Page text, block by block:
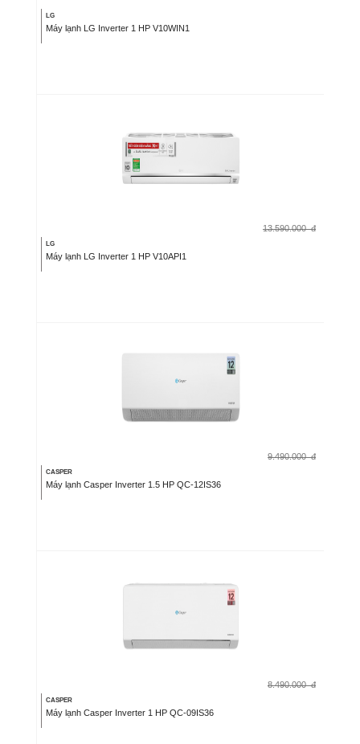
LG
Máy lạnh LG Inverter 1 HP V10WIN1
13.590.000 đ
LG
Máy lạnh LG Inverter 1 HP V10API1
9.490.000 đ
CASPER
Máy lạnh Casper Inverter 1.5 HP QC-12IS36
8.490.000 đ
CASPER
Máy lạnh Casper Inverter 1 HP QC-09IS36